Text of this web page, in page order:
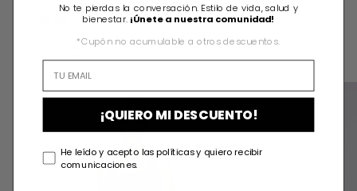
ZOE JUMPSUIT
No te pierdas la conversación. Estilo de vida, salud y
bienestar. ¡Únete a nuestra comunidad!
*Cupón no acumulable a otros descuentos.
¡QUIERO MI DESCUENTO!
He leído y acepto las políticas y quiero recibir
comunicaciones.